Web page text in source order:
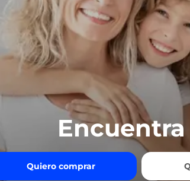
Quiero comprar